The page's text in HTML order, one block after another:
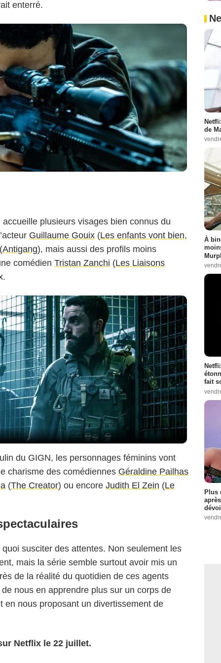
enterré.
plusieurs visages bien connus du
Guillaume Gouix (Les enfants vont bien,
Antigang), mais aussi des profils moins
comédien Tristan Zanchi (Les Liaisons
Netflix
du GIGN, les personnages féminins vont
charisme des comédiennes Géraldine Pailhas
(The Creator) ou encore Judith El Zein (Le
susciter des attentes. Non seulement les
mais la série semble surtout avoir mis un
de la réalité du quotidien de ces agents
nous en apprendre plus sur un corps de
en nous proposant un divertissement de
Netflix le 22 juillet.
de
À
fait
Plus